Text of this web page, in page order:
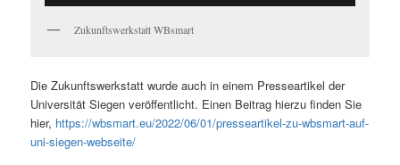
Zukunftswerkstatt WBsmart
Die Zukunftswerkstatt wurde auch in einem Presseartikel der
Universität Siegen veröffentlicht. Einen Beitrag hierzu finden Sie
hier, https://wbsmart.eu/2022/06/01/presseartikel-zu-wbsmart-auf-
uni-siegen-webseite/